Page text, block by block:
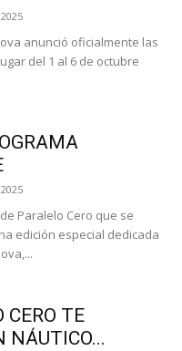
anunció oficialmente las
del 1 al 6 de octubre
Paralelo Cero que se
edición especial dedicada
CERO TE
NÁUTICO...